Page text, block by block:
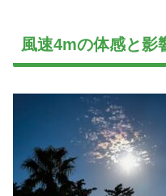
風速4mの体感と影